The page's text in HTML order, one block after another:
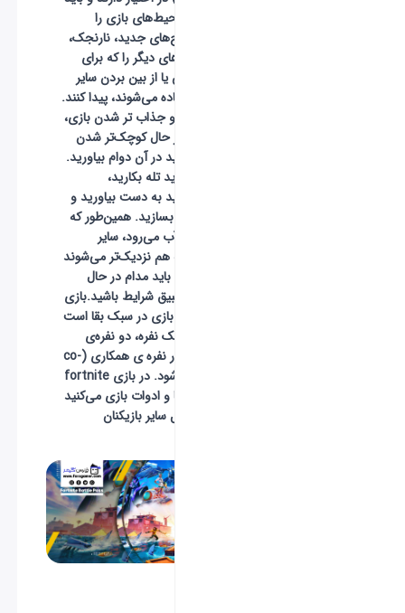
گوشه و کنار محیط‌های بازی را
بگردند تا سلاح‌های جدید، نارنجک،
متریال و آیتم‌های دیگر را که برای
نجات خودشان یا از بین بردن سایر
بازیکن‌ها استفاده می‌شوند، پیدا کنند.
برای سخت‌تر و جذاب تر شدن بازی،
جزیره مدام در حال کوچک‌تر شدن
است و شما باید در آن دوام بیاورید.
سلاح‌های جدید به دست بیاورید و
مواضع دفاعی بسازید. همین‌طور که
نقشه‌ی بازی آب می‌رود، سایر
بازیکنان نیز به هم نزدیک‌تر می‌شوند
و بدین ترتیب باید مدام در حال
پیشرفت و تطبیق شرایط باشید.بازی
Fortnite یک بازی در سبک بقا است
که به صورت یک نفره، دو نفره‌ی
همکاری و چهار نفره ی همکاری (co-
op) بازی می‌شود. در بازی fortnite
با همان ابزارها و ادوات بازی می‌کنید